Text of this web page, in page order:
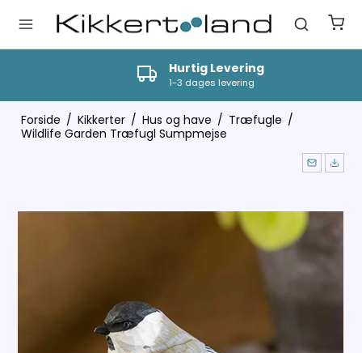
Hurtig Levering
1-3 dages levering
Forside / Kikkerter / Hus og have / Træfugle /
Wildlife Garden Træfugl Sumpmejse